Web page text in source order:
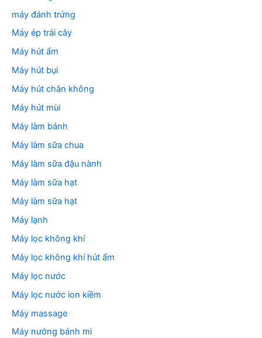
máy đánh trứng
Máy ép trái cây
Máy hút ẩm
Máy hút bụi
Máy hút chân không
Máy hút mùi
Máy làm bánh
Máy làm sữa chua
Máy làm sữa đậu nành
Máy làm sữa hạt
Máy làm sữa hạt
Máy lạnh
Máy lọc không khí
Máy lọc không khí hút ẩm
Máy lọc nước
Máy lọc nước ion kiềm
Máy massage
Máy nướng bánh mì